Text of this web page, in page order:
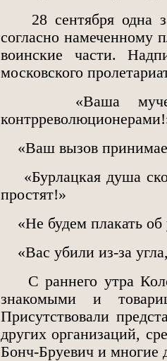
28 сентября одна
согласно намеченному
воинские части.
московского
«Ваша
«Ваш вызов
«Бурлацкая душа
простят!»
«Не будем плакать об
«Вас убили из-за
С раннего утра
знакомыми и
Присутствовали
других организаций,
Бонч-Бруевич и многие